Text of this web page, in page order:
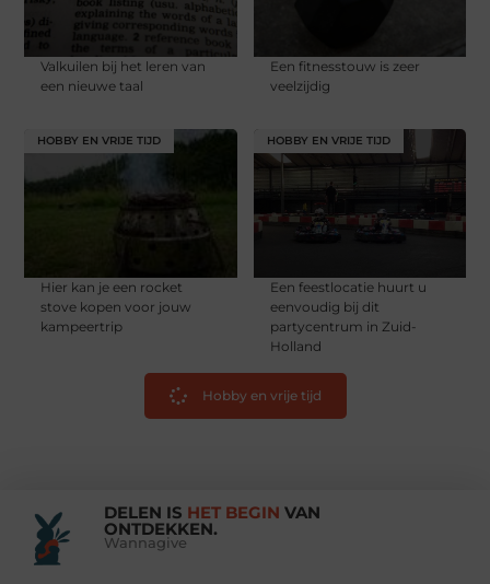
Valkuilen bij het leren van
een nieuwe taal
Een fitnesstouw is zeer
veelzijdig
HOBBY EN VRIJE TIJD
Hier kan je een rocket
stove kopen voor jouw
kampeertrip
HOBBY EN VRIJE TIJD
Een feestlocatie huurt u
eenvoudig bij dit
partycentrum in Zuid-
Holland
Hobby en vrije tijd
DELEN IS HET BEGIN VAN
ONTDEKKEN.
Wannagive